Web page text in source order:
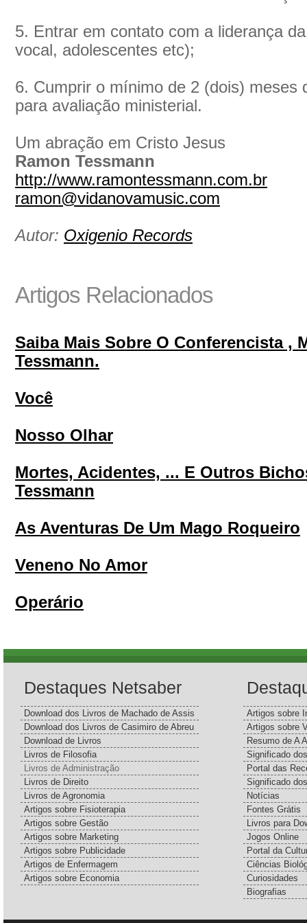
5. Entrar em contato com a liderança
vocal, adolescentes etc);
6. Cumprir o mínimo de 2 (dois) meses
para avaliação ministerial.
Um abração em Cristo Jesus
Ramon Tessmann
http://www.ramontessmann.com.br
ramon@vidanovamusic.com
Autor: Oxigenio Records
Artigos Relacionados
Saiba Mais Sobre O Conferencista ,
Tessmann.
Você
Nosso Olhar
Mortes, Acidentes, ... E Outros
Tessmann
As Aventuras De Um Mago Roqueiro
Veneno No Amor
Operário
Destaques Netsaber
Download dos Livros de Machado de Assis
Download dos Livros de Casimiro de Abreu
Download de Livros
Livros de Filosofia
Livros de Administração
Livros de Direito
Livros de Agronomia
Artigos sobre Fisioterapia
Artigos sobre Gestão
Artigos sobre Marketing
Artigos sobre Publicidade
Artigos de Enfermagem
Artigos sobre Economia
Artigos sobre
Artigos sobre
Resumo de A
Significado
Portal das
Significado
Notícias
Fontes Grátis
Livros para
Jogos Online
Portal da
Ciências
Curiosidades
Biografias